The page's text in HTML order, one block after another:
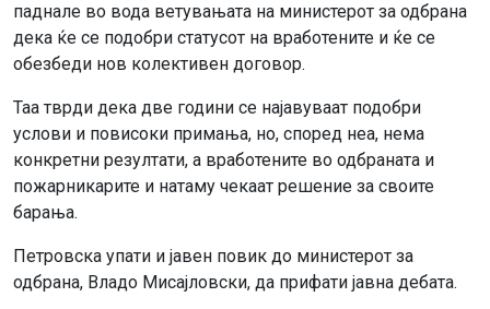
паднале во вода ветувањата на министерот за одбрана
дека ќе се подобри статусот на вработените и ќе се
обезбеди нов колективен договор.
Таа тврди дека две години се најавуваат подобри
услови и повисоки примања, но, според неа, нема
конкретни резултати, а вработените во одбраната и
пожарникарите и натаму чекаат решение за своите
барања.
Петровска упати и јавен повик до министерот за
одбрана, Владо Мисајловски, да прифати јавна дебата.